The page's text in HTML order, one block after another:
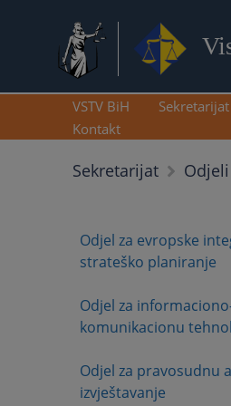
VSTV BiH Sekretarijat
Kontakt
Sekretarijat
Odjel za evropske
strateško planiranje
Odjel za
komunikacionu
Odjel za pravosudnu
izvještavanje